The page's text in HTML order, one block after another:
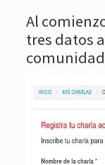
Al
tres datos